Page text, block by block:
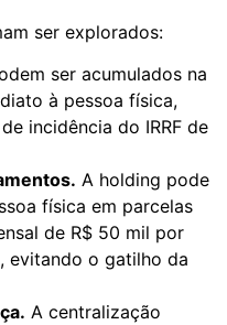
ser explorados:
ser acumulados na
à pessoa física,
incidência do IRRF de
A holding pode
física em parcelas
de R$ 50 mil por
evitando o gatilho da
A centralização